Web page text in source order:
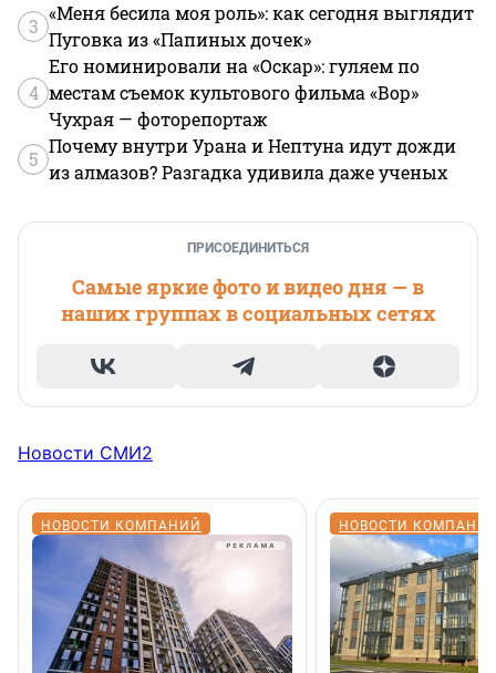
3
«Меня бесила моя роль»: как сегодня выглядит
Пуговка из «Папиных дочек»
4
Его номинировали на «Оскар»: гуляем по
местам съемок культового фильма «Вор»
Чухрая — фоторепортаж
5
Почему внутри Урана и Нептуна идут дожди
из алмазов? Разгадка удивила даже ученых
ПРИСОЕДИНИТЬСЯ
Самые яркие фото и видео дня — в
наших группах в социальных сетях
Новости СМИ2
НОВОСТИ КОМПАНИЙ НОВОСТИ